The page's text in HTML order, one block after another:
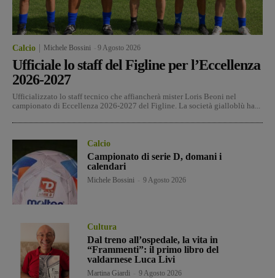
Calcio Michele Bossini 9 Agosto 2026
Ufficiale lo staff del Figline per l’Eccellenza
2026-2027
Ufficializzato lo staff tecnico che affiancherà mister Loris Beoni nel
campionato di Eccellenza 2026-2027 del Figline. La società gialloblù ha...
Calcio
Campionato di serie D, domani i
calendari
Michele Bossini 9 Agosto 2026
Cultura
Dal treno all’ospedale, la vita in
“Frammenti”: il primo libro del
valdarnese Luca Livi
Martina Giardi 9 Agosto 2026